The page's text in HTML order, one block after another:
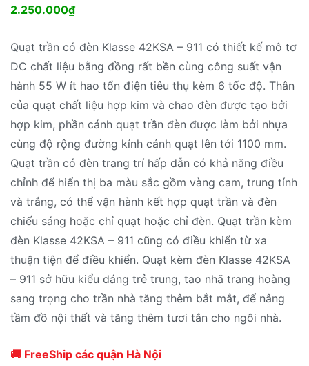
2.250.000₫
Quạt trần có đèn Klasse 42KSA – 911 có thiết kế mô tơ
DC chất liệu bằng đồng rất bền cùng công suất vận
hành 55 W ít hao tổn điện tiêu thụ kèm 6 tốc độ. Thân
của quạt chất liệu hợp kim và chao đèn được tạo bởi
hợp kim, phần cánh quạt trần đèn được làm bởi nhựa
cùng độ rộng đường kính cánh quạt lên tới 1100 mm.
Quạt trần có đèn trang trí hấp dẫn có khả năng điều
chỉnh để hiển thị ba màu sắc gồm vàng cam, trung tính
và trắng, có thể vận hành kết hợp quạt trần và đèn
chiếu sáng hoặc chỉ quạt hoặc chỉ đèn. Quạt trần kèm
đèn Klasse 42KSA – 911 cũng có điều khiển từ xa
thuận tiện để điều khiển. Quạt kèm đèn Klasse 42KSA
– 911 sở hữu kiểu dáng trẻ trung, tao nhã trang hoàng
sang trọng cho trần nhà tăng thêm bắt mắt, để nâng
tầm đồ nội thất và tăng thêm tươi tắn cho ngôi nhà.
🚚 FreeShip các quận Hà Nội